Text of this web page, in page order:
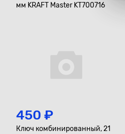
мм KRAFT Master KT700716
450 ₽
Ключ комбинированный, 21